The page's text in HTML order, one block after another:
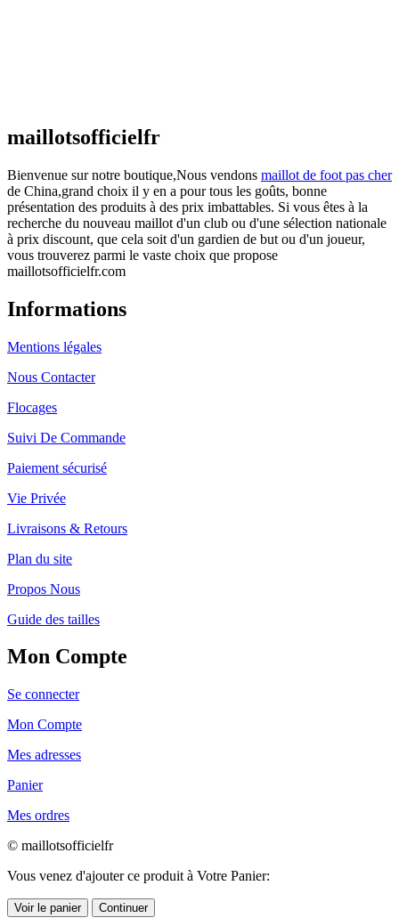
maillotsofficielfr
Bienvenue sur notre boutique,Nous vendons maillot de foot pas cher
de China,grand choix il y en a pour tous les goûts, bonne
présentation des produits à des prix imbattables. Si vous êtes à la
recherche du nouveau maillot d'un club ou d'une sélection nationale
à prix discount, que cela soit d'un gardien de but ou d'un joueur,
vous trouverez parmi le vaste choix que propose
maillotsofficielfr.com
Informations
Mentions légales
Nous Contacter
Flocages
Suivi De Commande
Paiement sécurisé
Vie Privée
Livraisons & Retours
Plan du site
Propos Nous
Guide des tailles
Mon Compte
Se connecter
Mon Compte
Mes adresses
Panier
Mes ordres
© maillotsofficielfr
Vous venez d'ajouter ce produit à Votre Panier:
Voir le panier Continuer